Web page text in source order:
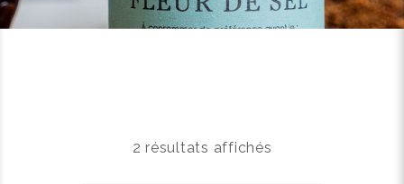
2 résultats affichés